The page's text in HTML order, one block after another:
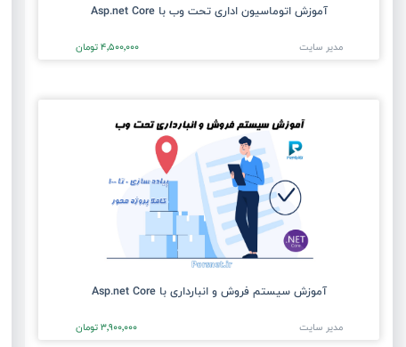
آموزش اتوماسیون اداری تحت وب با Asp.net Core
مدیر سایت 4٬500٬000 تومان
آموزش سیستم فروش و انبارداری با Asp.net Core
مدیر سایت 3٬900٬000 تومان